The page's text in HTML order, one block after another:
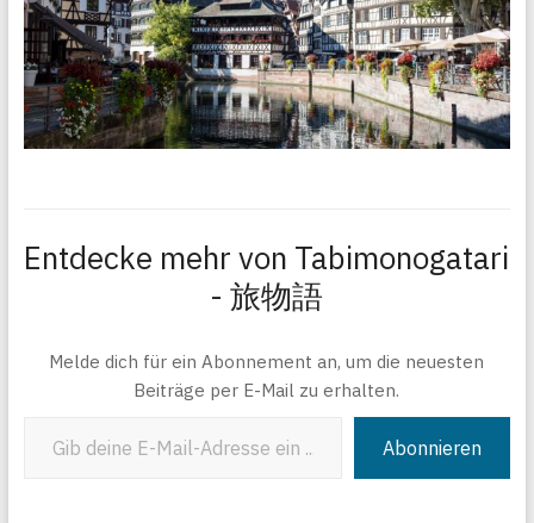
Entdecke mehr von Tabimonogatari
- 旅物語
Melde dich für ein Abonnement an, um die neuesten
Beiträge per E-Mail zu erhalten.
Abonnieren